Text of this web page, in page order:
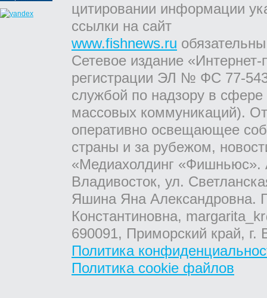
цитировании информации
ссылки на сайт
www.fishnews.ru
Сетевое издание
регистрации ЭЛ № ФС 77-
службой по надзору в
массовых коммуникаций).
оперативно освещающее
страны и за рубежом,
«Медиахолдинг «Фишньюс».
Владивосток, ул.
Яшина Яна Александровна.
Константиновна,
690091, Приморский край,
Политика
Политика cookie файлов